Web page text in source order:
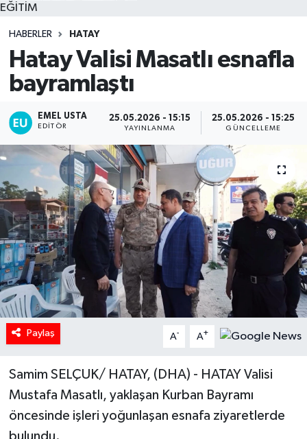
EĞİTİM
HABERLER HATAY
Hatay Valisi Masatlı esnafla
bayramlaştı
EMEL USTA
EDITÖR
25.05.2026 - 15:15
YAYINLANMA
25.05.2026 - 15:25
GÜNCELLEME
Paylaş A- A+
Samim SELÇUK/ HATAY, (DHA) - HATAY Valisi
Mustafa Masatlı, yaklaşan Kurban Bayramı
öncesinde işleri yoğunlaşan esnafa ziyaretlerde